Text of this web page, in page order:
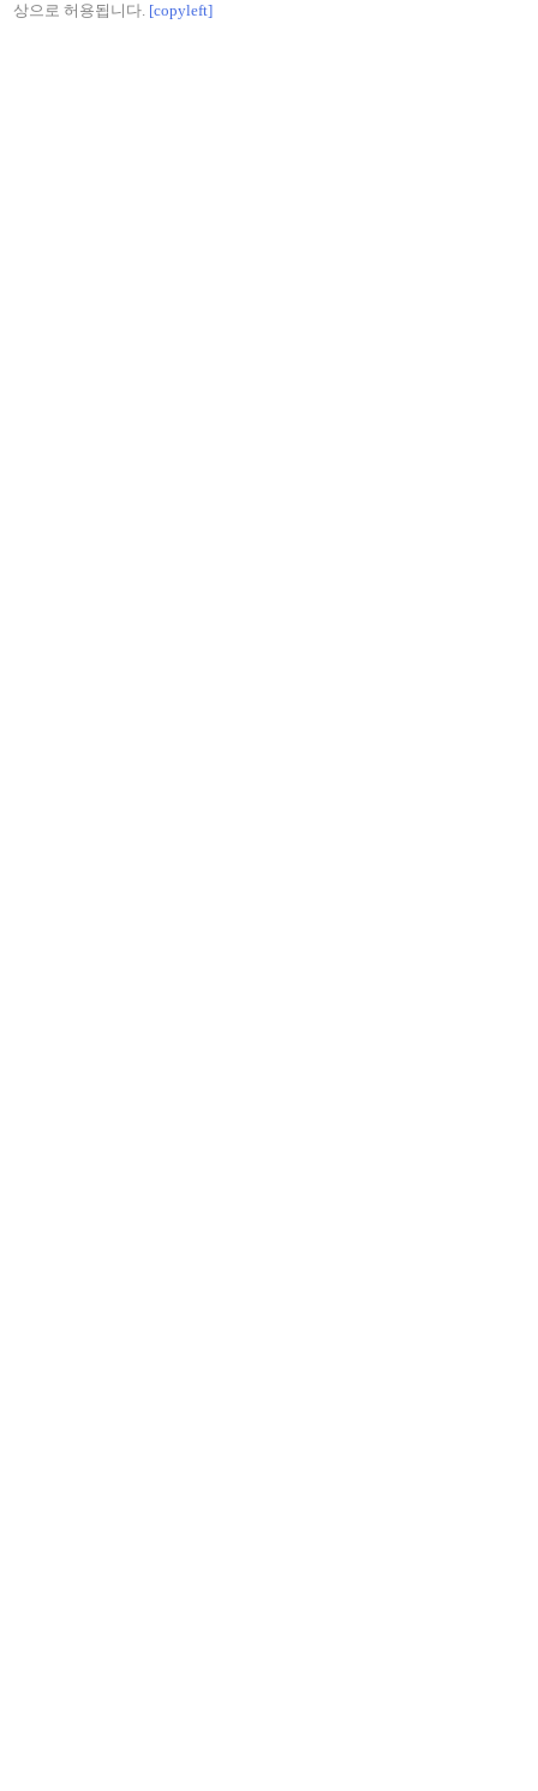
상으로 허용됩니다. [copyleft]